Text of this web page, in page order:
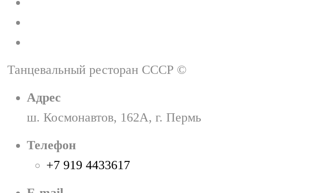
Танцевальный ресторан СССР ©
Адрес
ш. Космонавтов, 162А, г. Пермь
Телефон
+7 919 4433617